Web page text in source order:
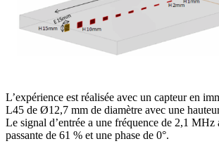
L’expérience est réalisée avec un capteur en
L45 de Ø12,7 mm de diamètre avec une
Le signal d’entrée a une fréquence de 2,1 MHz
passante de 61 % et une phase de 0°.